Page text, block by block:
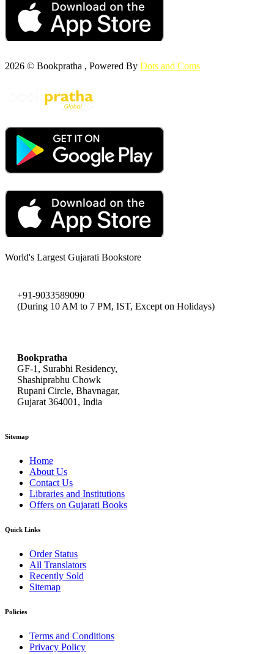
2026 © Bookpratha , Powered By Dots and Coms
World's Largest Gujarati Bookstore
+91-9033589090
(During 10 AM to 7 PM, IST, Except on Holidays)
Bookpratha
GF-1, Surabhi Residency,
Shashiprabhu Chowk
Rupani Circle, Bhavnagar,
Gujarat 364001, India
Sitemap
Home
About Us
Contact Us
Libraries and Institutions
Offers on Gujarati Books
Quick Links
Order Status
All Translators
Recently Sold
Sitemap
Policies
Terms and Conditions
Privacy Policy